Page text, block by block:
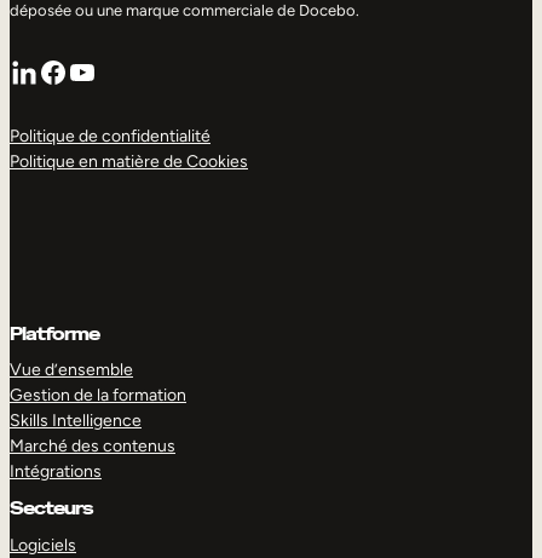
déposée ou une marque commerciale de Docebo.
LinkedIn
Facebook
YouTube
Politique de confidentialité
Politique en matière de Cookies
Platforme
Vue d’ensemble
Gestion de la formation
Skills Intelligence
Marché des contenus
Intégrations
Secteurs
Logiciels